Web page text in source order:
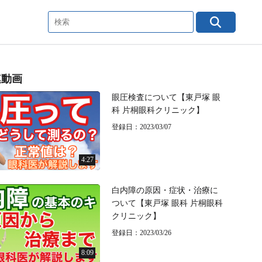
画
4:27
眼圧検査について【東戸塚 眼
科 片桐眼科クリニック】
登録日：2023/03/07
8:09
白内障の原因・症状・治療に
ついて【東戸塚 眼科 片桐眼科
クリニック】
登録日：2023/03/26